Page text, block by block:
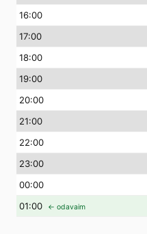
16:00
17:00
18:00
19:00
20:00
21:00
22:00
23:00
00:00
01:00 ← odavaim